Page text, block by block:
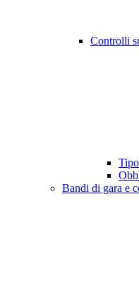
Controlli
Bandi di gara e